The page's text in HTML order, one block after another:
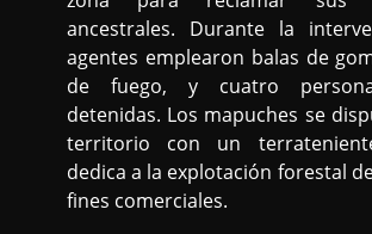
ancestrales. Durante la
agentes emplearon balas de
de fuego, y cuatro
detenidas. Los mapuches se
territorio con un
dedica a la explotación forestal
fines comerciales.